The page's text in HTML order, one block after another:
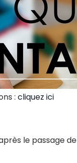
: cliquez ici
le passage de